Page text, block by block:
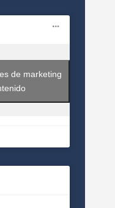
de marketing